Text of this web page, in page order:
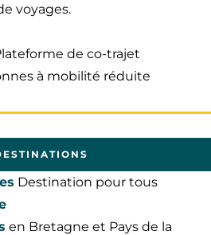
voyages.
de co-trajet
à mobilité réduite
Destination pour tous
en Bretagne et Pays de la